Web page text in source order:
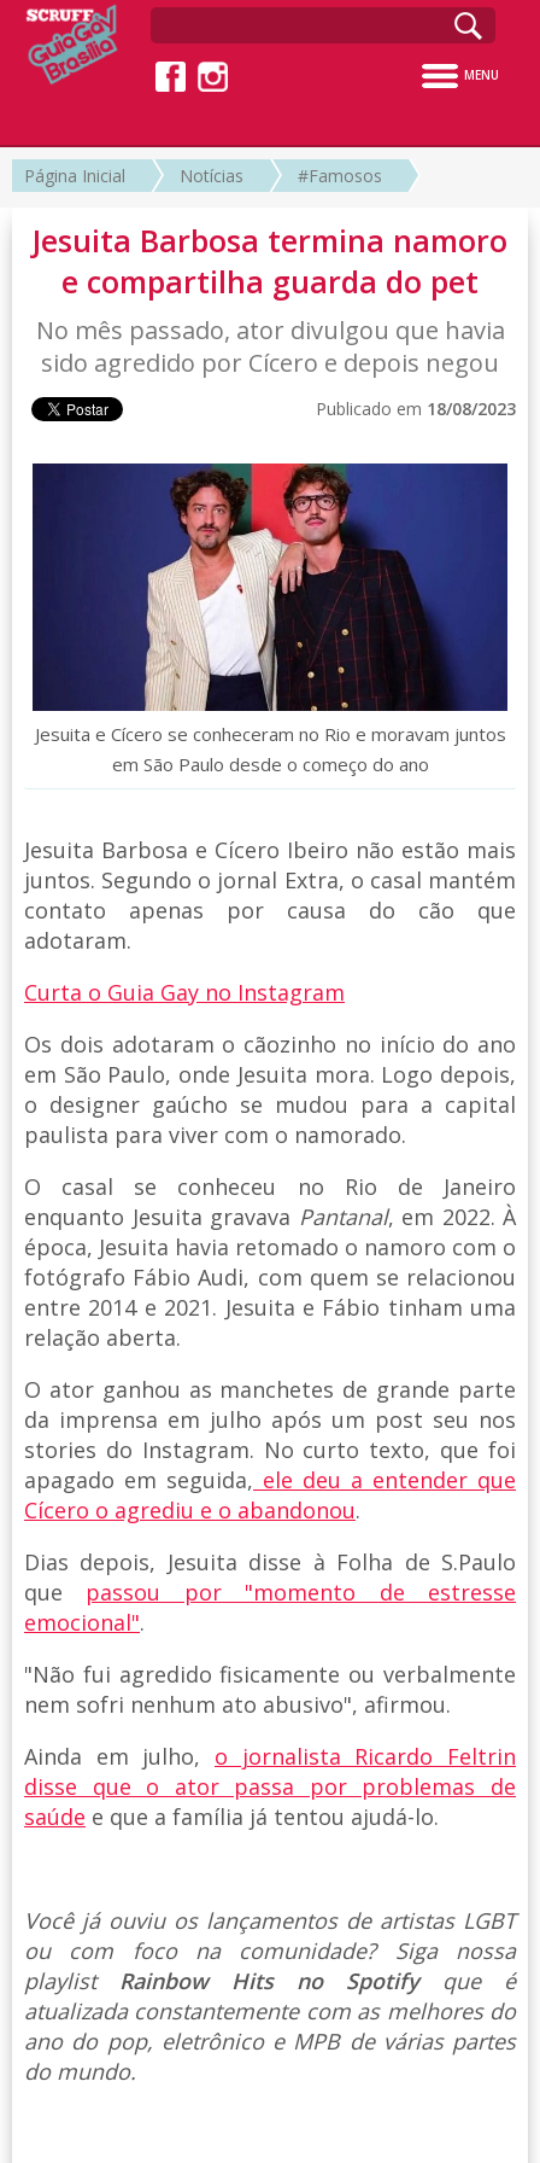
MENU
Página Inicial Notícias #Famosos
Jesuita Barbosa termina namoro
e compartilha guarda do pet
No mês passado, ator divulgou que havia
sido agredido por Cícero e depois negou
Publicado em 18/08/2023
Jesuita e Cícero se conheceram no Rio e moravam juntos
em São Paulo desde o começo do ano
Jesuita Barbosa e Cícero Ibeiro não estão mais
juntos. Segundo o jornal Extra, o casal mantém
contato apenas por causa do cão que
adotaram.
Curta o Guia Gay no Instagram
Os dois adotaram o cãozinho no início do ano
em São Paulo, onde Jesuita mora. Logo depois,
o designer gaúcho se mudou para a capital
paulista para viver com o namorado.
O casal se conheceu no Rio de Janeiro
enquanto Jesuita gravava Pantanal, em 2022. À
época, Jesuita havia retomado o namoro com o
fotógrafo Fábio Audi, com quem se relacionou
entre 2014 e 2021. Jesuita e Fábio tinham uma
relação aberta.
O ator ganhou as manchetes de grande parte
da imprensa em julho após um post seu nos
stories do Instagram. No curto texto, que foi
apagado em seguida, ele deu a entender que
Cícero o agrediu e o abandonou.
Dias depois, Jesuita disse à Folha de S.Paulo
que passou por "momento de estresse
emocional".
"Não fui agredido fisicamente ou verbalmente
nem sofri nenhum ato abusivo", afirmou.
Ainda em julho, o jornalista Ricardo Feltrin
disse que o ator passa por problemas de
saúde e que a família já tentou ajudá-lo.
Você já ouviu os lançamentos de artistas LGBT
ou com foco na comunidade? Siga nossa
playlist Rainbow Hits no Spotify que é
atualizada constantemente com as melhores do
ano do pop, eletrônico e MPB de várias partes
do mundo.